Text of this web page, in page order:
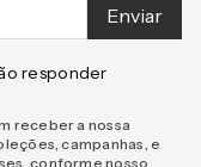
Enviar
responder
receber a nossa
campanhas, e
conforme nosso